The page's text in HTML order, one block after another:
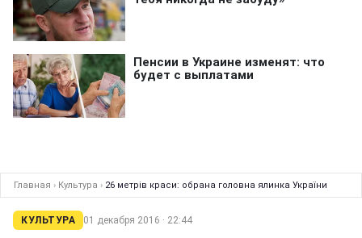
Главная › Культура › 26 метрів краси: обрана головна ялинка України
КУЛЬТУРА 01 декабря 2016 · 22:44